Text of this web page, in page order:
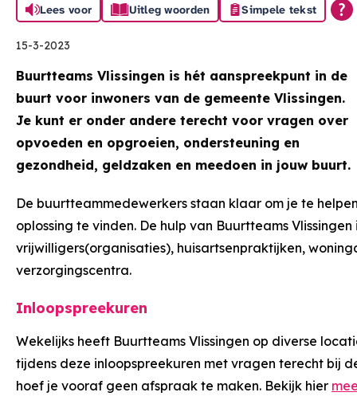
Lees voor Uitleg woorden Simpele tekst
15-3-2023
Buurtteams Vlissingen is hét aanspreekpunt in de
buurt voor inwoners van de gemeente Vlissingen.
Je kunt er onder andere terecht voor vragen over
opvoeden en opgroeien, ondersteuning en
gezondheid, geldzaken en meedoen in jouw buurt.
De buurtteammedewerkers staan klaar om je te
oplossing te vinden. De hulp van Buurtteams
vrijwilligers(organisaties), huisartsenpraktijken,
verzorgingscentra.
Inloopspreekuren
Wekelijks heeft Buurtteams Vlissingen op diverse
tijdens deze inloopspreekuren met vragen terecht bij
hoef je vooraf geen afspraak te maken. Bekijk hier